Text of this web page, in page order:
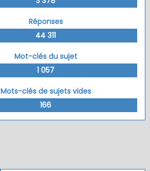
Réponses
44 311
Mot-clés du sujet
1 057
Mots-clés de sujets vides
166